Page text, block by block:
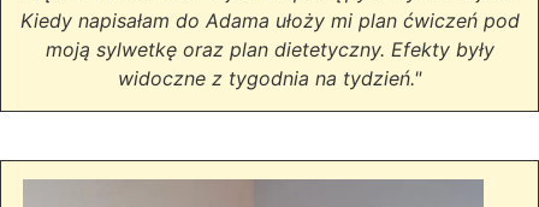
Kiedy napisałam do Adama ułoży mi plan ćwiczeń pod
moją sylwetkę oraz plan dietetyczny. Efekty były
widoczne z tygodnia na tydzień."